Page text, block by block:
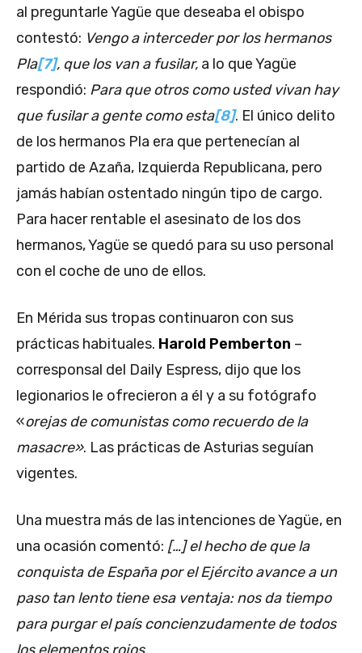
al preguntarle Yagüe que deseaba el obispo
contestó: Vengo a interceder por los hermanos
Pla[7], que los van a fusilar, a lo que Yagüe
respondió: Para que otros como usted vivan hay
que fusilar a gente como esta[8]. El único delito
de los hermanos Pla era que pertenecían al
partido de Azaña, Izquierda Republicana, pero
jamás habían ostentado ningún tipo de cargo.
Para hacer rentable el asesinato de los dos
hermanos, Yagüe se quedó para su uso personal
con el coche de uno de ellos.
En Mérida sus tropas continuaron con sus
prácticas habituales. Harold Pemberton –
corresponsal del Daily Espress, dijo que los
legionarios le ofrecieron a él y a su fotógrafo
«orejas de comunistas como recuerdo de la
masacre». Las prácticas de Asturias seguían
vigentes.
Una muestra más de las intenciones de Yagüe, en
una ocasión comentó: […] el hecho de que la
conquista de España por el Ejército avance a un
paso tan lento tiene esa ventaja: nos da tiempo
para purgar el país concienzudamente de todos